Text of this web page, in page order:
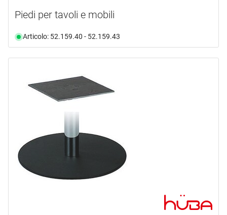
Piedi per tavoli e mobili
Articolo: 52.159.40 - 52.159.43